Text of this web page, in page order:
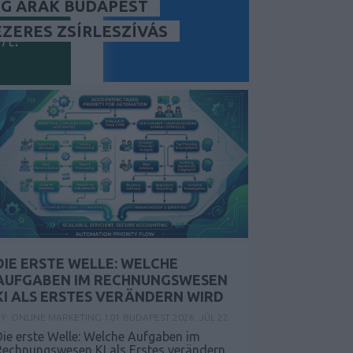
megfelelően.
ÁRAK BUDAPEST
ZSÍRLESZÍVÁS
ERSTE WELLE: WELCHE
IM RECHNUNGSWESEN
ALS ERSTES VERÄNDERN WIRD
erste Welle: Welche Aufgaben im
KI als Erstes verändern